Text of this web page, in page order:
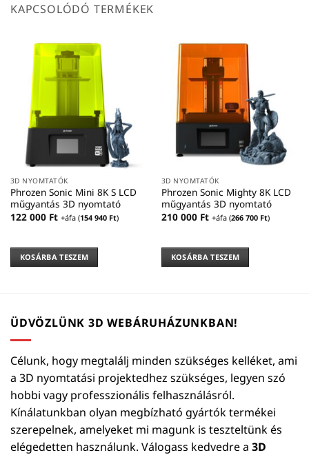
KAPCSOLÓDÓ TERMÉKEK
3D NYOMTATÓK
Phrozen Sonic Mini 8K S LCD
műgyantás 3D nyomtató
122 000 Ft +áfa (154 940 Ft)
KOSÁRBA TESZEM
3D NYOMTATÓK
Phrozen Sonic Mighty 8K LCD
műgyantás 3D nyomtató
210 000 Ft +áfa (266 700 Ft)
KOSÁRBA TESZEM
ÜDVÖZLÜNK 3D WEBÁRUHÁZUNKBAN!
Célunk, hogy megtalálj minden szükséges kelléket, ami
a 3D nyomtatási projektedhez szükséges, legyen szó
hobbi vagy professzionális felhasználásról.
Kínálatunkban olyan megbízható gyártók termékei
szerepelnek, amelyeket mi magunk is teszteltünk és
elégedetten használunk. Válogass kedvedre a 3D